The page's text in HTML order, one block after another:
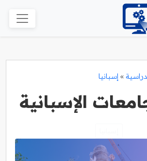
» إسبانيا
الإسبانية